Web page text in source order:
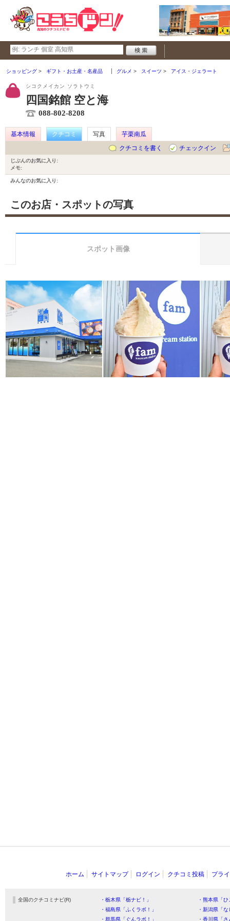
ショッピング ギフト・お土産・名産品 グルメ スイーツ アイス・ジェラート
シコクメイカン ソラトウミ
四国銘館 空と海
088-802-8208
基本情報 クチコミ 写真
芋栗南瓜
クチコミを書く
チェックイン
じぶんのお気に入り:
メモ:
みんなのお気に入り:
このお店・スポットの写真
スポット画像
ホーム サイトマップ ログイン クチコミ投稿 プラ
全国のクチコミナビ(R) ・栃木県「栃ナビ！」
・熊本県「
・福島県「ふくラボ！」
・新潟県「
・群馬県「ぐんラボ！」
・香川県「